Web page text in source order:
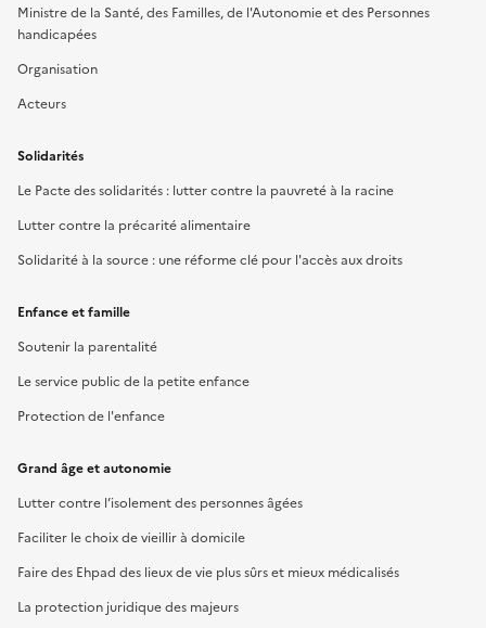
Ministre de la Santé, des Familles, de l'Autonomie et des Personnes
handicapées
Organisation
Acteurs
Solidarités
Le Pacte des solidarités : lutter contre la pauvreté à la racine
Lutter contre la précarité alimentaire
Solidarité à la source : une réforme clé pour l'accès aux droits
Enfance et famille
Soutenir la parentalité
Le service public de la petite enfance
Protection de l'enfance
Grand âge et autonomie
Lutter contre l’isolement des personnes âgées
Faciliter le choix de vieillir à domicile
Faire des Ehpad des lieux de vie plus sûrs et mieux médicalisés
La protection juridique des majeurs